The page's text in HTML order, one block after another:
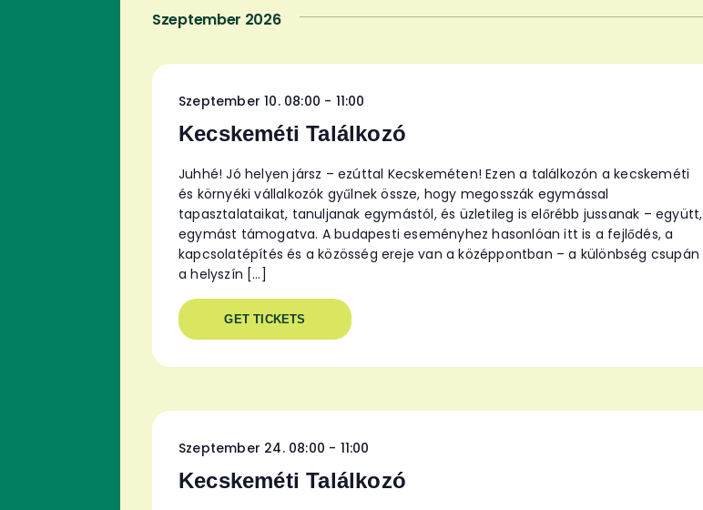
Szeptember 2026
Kecskeméti Találkozó
Szeptember 10. 08:00 - 11:00
Juhhé! Jó helyen jársz – ezúttal Kecskeméten! Ezen a találkozón a kecskeméti
és környéki vállalkozók gyűlnek össze, hogy megosszák egymással
tapasztalataikat, tanuljanak egymástól, és üzletileg is előrébb jussanak – együtt,
egymást támogatva. A budapesti eseményhez hasonlóan itt is a fejlődés, a
kapcsolatépítés és a közösség ereje van a középpontban – a különbség csupán
a helyszín […]
GET TICKETS
Kecskeméti Találkozó
Szeptember 24. 08:00 - 11:00